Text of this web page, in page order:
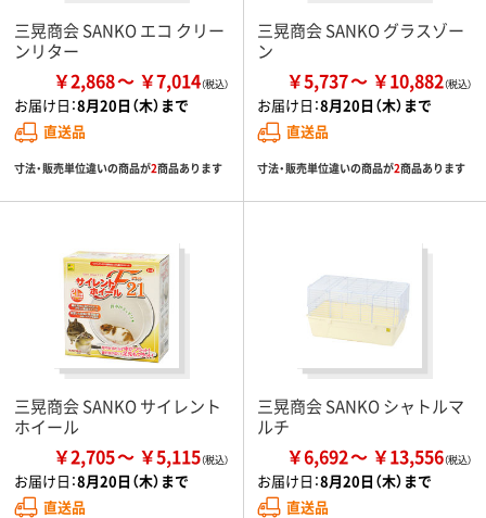
三晃商会 SANKO エコ クリー
ンリター
￥2,868 ￥7,014
お届け日：8月20日（木）まで
直送品
寸法・販売単位違いの商品が2商品あります
三晃商会 SANKO グラスゾー
ン
￥5,737 ￥10,882
お届け日：8月20日（木）まで
直送品
寸法・販売単位違いの商品が2商品あります
三晃商会 SANKO サイレント
ホイール
￥2,705 ￥5,115
お届け日：8月20日（木）まで
直送品
三晃商会 SANKO シャトルマ
ルチ
￥6,692 ￥13,556
お届け日：8月20日（木）まで
直送品